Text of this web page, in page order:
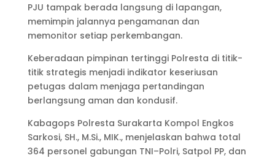
PJU tampak berada langsung di lapangan,
memimpin jalannya pengamanan dan
memonitor setiap perkembangan.
Keberadaan pimpinan tertinggi Polresta di titik-
titik strategis menjadi indikator keseriusan
petugas dalam menjaga pertandingan
berlangsung aman dan kondusif.
Kabagops Polresta Surakarta Kompol Engkos
Sarkosi, SH., M.Si., MIK., menjelaskan bahwa total
364 personel gabungan TNI–Polri, Satpol PP, dan